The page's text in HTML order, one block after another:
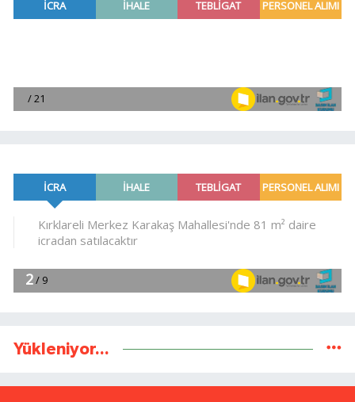
Yükleniyor...